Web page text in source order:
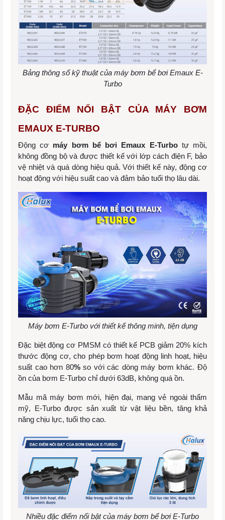
Bảng thông số kỹ thuật của máy bơm bể bơi Emaux E-
Turbo
ĐẶC ĐIỂM NỔI BẬT CỦA MÁY BƠM
EMAUX E-TURBO
Động cơ máy bơm bể bơi Emaux E-Turbotự mồi,
không đồng bộ và được thiết kế với lớp cách điện F, bảo
vệ nhiệt và quá dòng hiệu quả. Với thiết kế này, động cơ
hoạt động với hiệu suất cao và đảm bảo tuổi thọ lâu dài.
Máy bơm E-Turbo với thiết kế thông minh, tiện dụng
Đặc biệt động cơ PMSM có thiết kế PCB giảm 20% kích
thước động cơ, cho phép bơm hoạt động linh hoạt, hiệu
suất cao hơn 80%so với các dòng máy bơm khác. Độ
ồn của bơm E-Turbo chỉ dưới 63dB, không quá ồn.
Mẫu mã máy bơm mới, hiện đại, mang vẻ ngoài thẩm
mỹ, E-Turbo được sản xuất từ vật liệu bền, tăng khả
năng chịu lực, tuổi thọ cao.
Nhiều đặc điểm nổi bật của máy bơm bể bơi E-Turbo